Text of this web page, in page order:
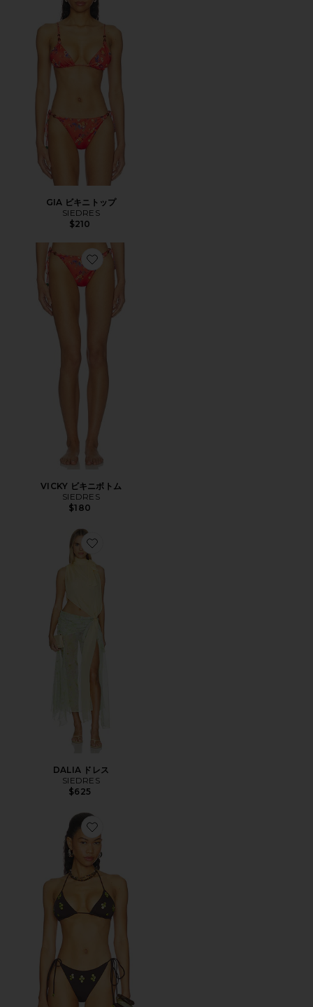
GIA ビキニトップ
SIEDRES
$210
Favorite VICKY ビキニボトム
VICKY ビキニボトム
SIEDRES
$180
Favorite DALIA ドレス
DALIA ドレス
SIEDRES
$625
Favorite JUNIPER ビキニトップ